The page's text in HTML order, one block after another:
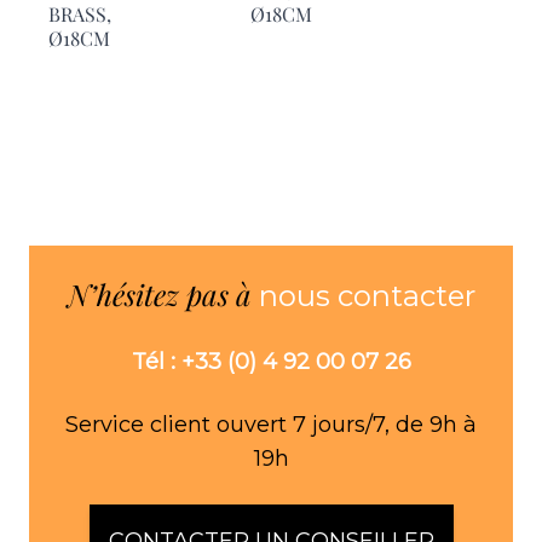
BRASS,
Ø18CM
Ø18CM
N’hésitez pas à nous contacter
Tél : +33 (0) 4 92 00 07 26
Service client ouvert 7 jours/7, de 9h à
19h